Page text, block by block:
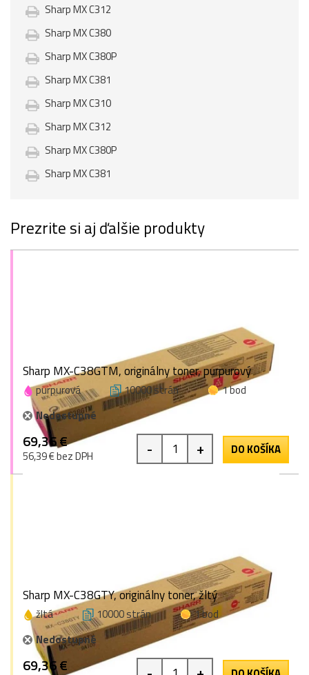
Sharp MX C312
Sharp MX C380
Sharp MX C380P
Sharp MX C381
Sharp MX C310
Sharp MX C312
Sharp MX C380P
Sharp MX C381
Prezrite si aj ďalšie produkty
Sharp MX-C38GTM, originálny toner, purpurový
purpurová 10000 strán
1 bod
Nedostupné
69,36 €
56,39 € bez DPH - + DO KOŠÍKA
Sharp MX-C38GTY, originálny toner, žltý
žltá 10000 strán
1 bod
Nedostupné
69,36 €